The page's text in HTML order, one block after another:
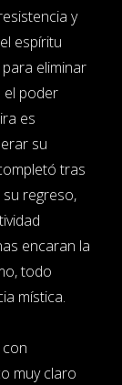
y
espíritu
eliminar
el poder
es
su
tras
regreso,
encaran la
todo
mística.
muy claro